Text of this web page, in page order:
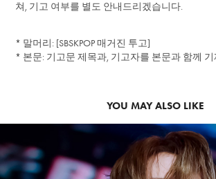
쳐, 기고 여부를 별도 안내드리겠습니다.
* 말머리: [SBSKPOP 매거진 투고]
* 본문: 기고문 제목과, 기고자를 본문과 함께 기
YOU MAY ALSO LIKE